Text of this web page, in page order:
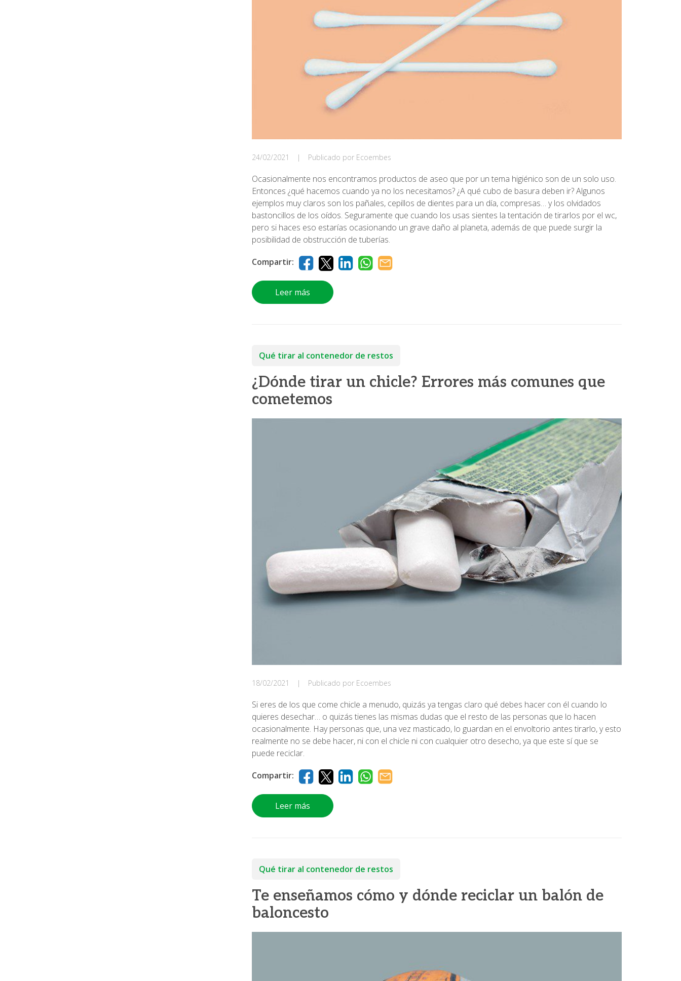
24/02/2021 | Publicado por Ecoembes
Ocasionalmente nos encontramos productos de aseo que por un tema higiénico son de un solo uso.
Entonces ¿qué hacemos cuando ya no los necesitamos? ¿A qué cubo de basura deben ir? Algunos
ejemplos muy claros son los pañales, cepillos de dientes para un día, compresas… y los olvidados
bastoncillos de los oídos. Seguramente que cuando los usas sientes la tentación de tirarlos por el wc,
pero si haces eso estarías ocasionando un grave daño al planeta, además de que puede surgir la
posibilidad de obstrucción de tuberías.
Compartir:
Leer más
Qué tirar al contenedor de restos
¿Dónde tirar un chicle? Errores más comunes que
cometemos
18/02/2021 | Publicado por Ecoembes
Si eres de los que come chicle a menudo, quizás ya tengas claro qué debes hacer con él cuando lo
quieres desechar… o quizás tienes las mismas dudas que el resto de las personas que lo hacen
ocasionalmente. Hay personas que, una vez masticado, lo guardan en el envoltorio antes tirarlo, y esto
realmente no se debe hacer, ni con el chicle ni con cualquier otro desecho, ya que este sí que se
puede reciclar.
Compartir:
Leer más
Qué tirar al contenedor de restos
Te enseñamos cómo y dónde reciclar un balón de
baloncesto